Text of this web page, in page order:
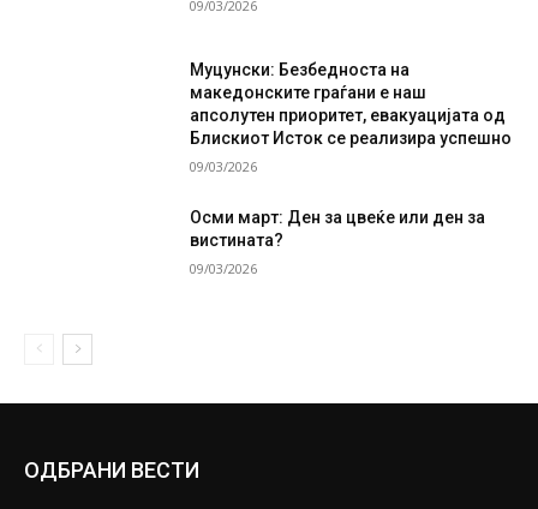
09/03/2026
Муцунски: Безбедноста на
македонските граѓани е наш
апсолутен приоритет, евакуацијата од
Блискиот Исток се реализира успешно
09/03/2026
Осми март: Ден за цвеќе или ден за
вистината?
09/03/2026
ОДБРАНИ ВЕСТИ